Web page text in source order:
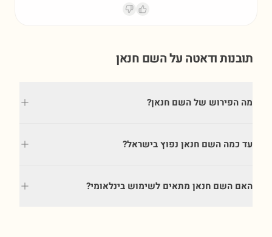
תובנות ודאטה על השם חנאן
מה הפירוש של השם חנאן?
עד כמה השם חנאן נפוץ בישראל?
האם השם חנאן מתאים לשימוש בינלאומי?